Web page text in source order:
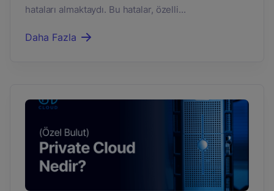
hataları almaktaydı. Bu hatalar, özelli...
Daha Fazla